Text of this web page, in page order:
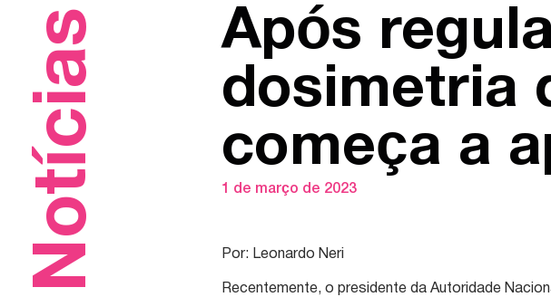
Notícias
Após
dosimetria
começa a
1 de março de 2023
Por: Leonardo Neri
Recentemente, o presidente da Autoridade